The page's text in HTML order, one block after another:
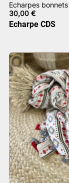
Echarpes bonnets
30,00 €
Echarpe CDS